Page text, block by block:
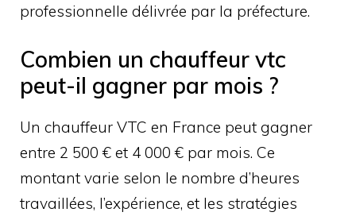
professionnelle délivrée par la préfecture.
Combien un chauffeur vtc
peut-il gagner par mois ?
Un chauffeur VTC en France peut gagner
entre 2 500 € et 4 000 € par mois. Ce
montant varie selon le nombre d’heures
travaillées, l’expérience, et les stratégies